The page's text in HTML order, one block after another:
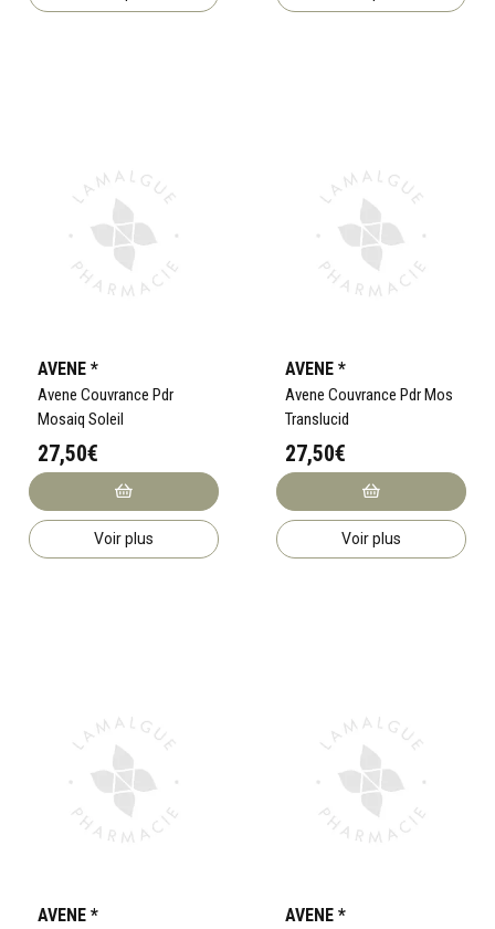
AVENE *
Avene Couvrance Pdr
Mosaiq Soleil
27,50€
Voir plus
AVENE *
Avene Couvrance Pdr Mos
Translucid
27,50€
Voir plus
AVENE * AVENE *